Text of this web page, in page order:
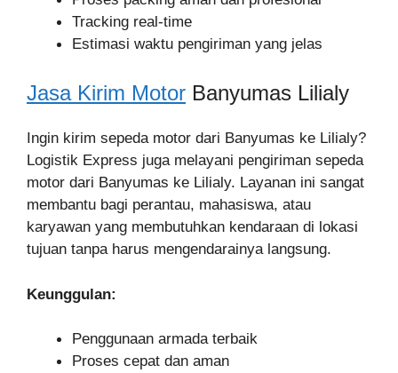
Tracking real-time
Estimasi waktu pengiriman yang jelas
Jasa Kirim Motor Banyumas Lilialy
Ingin kirim sepeda motor dari Banyumas ke Lilialy?
Logistik Express juga melayani pengiriman sepeda
motor dari Banyumas ke Lilialy. Layanan ini sangat
membantu bagi perantau, mahasiswa, atau
karyawan yang membutuhkan kendaraan di lokasi
tujuan tanpa harus mengendarainya langsung.
Keunggulan:
Penggunaan armada terbaik
Proses cepat dan aman